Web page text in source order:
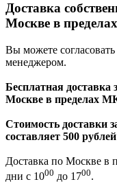
Доставка
Москве в
Вы можете
менеджером.
Бесплатная доставка
Москве в пределах
Стоимость доставки
составляет 500
Доставка по Москве в
дни с 1000 до 1700.